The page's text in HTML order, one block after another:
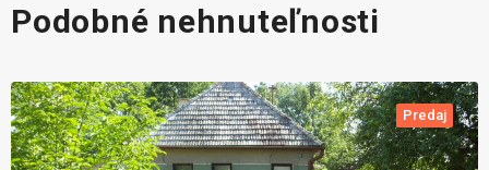
Podobné nehnuteľnosti
Predaj